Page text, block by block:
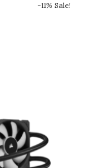
-11% Sale!